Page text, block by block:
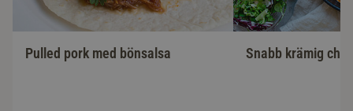
Pulled pork med bönsalsa Snabb krämig